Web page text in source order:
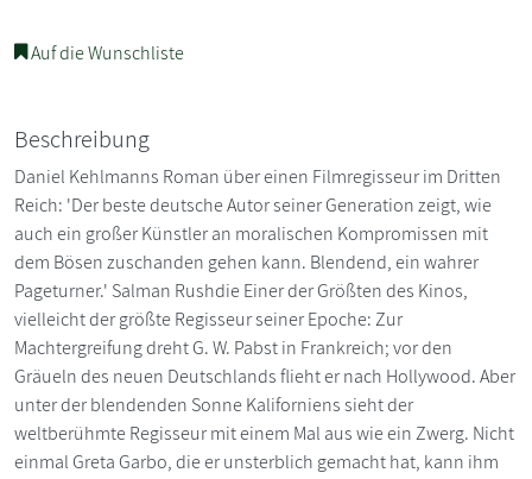
Auf die Wunschliste
Beschreibung
Daniel Kehlmanns Roman über einen Filmregisseur im Dritten
Reich: 'Der beste deutsche Autor seiner Generation zeigt, wie
auch ein großer Künstler an moralischen Kompromissen mit
dem Bösen zuschanden gehen kann. Blendend, ein wahrer
Pageturner.' Salman Rushdie Einer der Größten des Kinos,
vielleicht der größte Regisseur seiner Epoche: Zur
Machtergreifung dreht G. W. Pabst in Frankreich; vor den
Gräueln des neuen Deutschlands flieht er nach Hollywood. Aber
unter der blendenden Sonne Kaliforniens sieht der
weltberühmte Regisseur mit einem Mal aus wie ein Zwerg. Nicht
einmal Greta Garbo, die er unsterblich gemacht hat, kann ihm